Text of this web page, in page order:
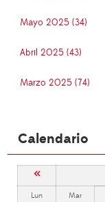
Mayo 2025 (34)
Abril 2025 (43)
Marzo 2025 (74)
Calendario
«
Lun Mar